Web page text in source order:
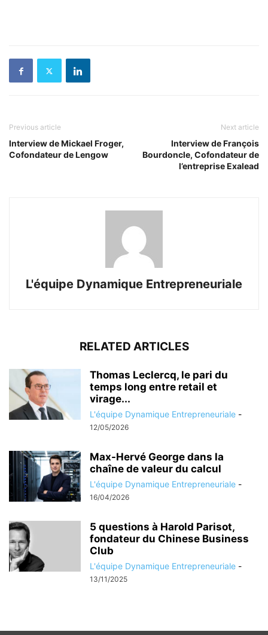
Previous article
Interview de Mickael Froger,
Cofondateur de Lengow
Next article
Interview de François
Bourdoncle, Cofondateur de
l’entreprise Exalead
L'équipe Dynamique Entrepreneuriale
RELATED ARTICLES
Thomas Leclercq, le pari du
temps long entre retail et
virage...
L'équipe Dynamique Entrepreneuriale -
12/05/2026
Max-Hervé George dans la
chaîne de valeur du calcul
L'équipe Dynamique Entrepreneuriale -
16/04/2026
5 questions à Harold Parisot,
fondateur du Chinese Business
Club
L'équipe Dynamique Entrepreneuriale -
13/11/2025